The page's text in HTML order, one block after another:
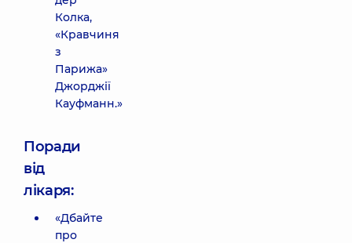
Колка,
«Кравчиня
з
Парижа»
Джорджії
Кауфманн.»
Поради
від
лікаря:
«Дбайте
про